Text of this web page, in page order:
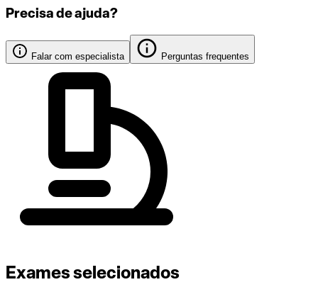
Precisa de ajuda?
Falar com especialista Perguntas frequentes
Exames selecionados